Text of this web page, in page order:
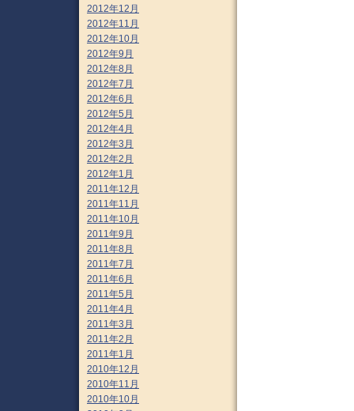
2012年12月
2012年11月
2012年10月
2012年9月
2012年8月
2012年7月
2012年6月
2012年5月
2012年4月
2012年3月
2012年2月
2012年1月
2011年12月
2011年11月
2011年10月
2011年9月
2011年8月
2011年7月
2011年6月
2011年5月
2011年4月
2011年3月
2011年2月
2011年1月
2010年12月
2010年11月
2010年10月